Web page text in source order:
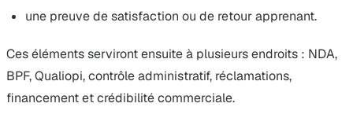
une preuve de satisfaction ou de retour apprenant.
Ces éléments serviront ensuite à plusieurs endroits : NDA,
BPF, Qualiopi, contrôle administratif, réclamations,
financement et crédibilité commerciale.